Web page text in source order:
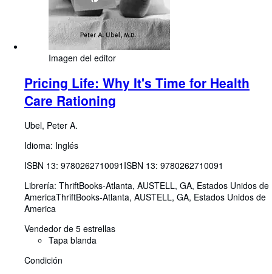
Imagen del editor
Pricing Life: Why It's Time for Health
Care Rationing
Ubel, Peter A.
Idioma: Inglés
ISBN 13: 9780262710091 ISBN 13: 9780262710091
Librería: ThriftBooks-Atlanta, AUSTELL, GA, Estados Unidos de
AmericaThriftBooks-Atlanta, AUSTELL, GA, Estados Unidos de
America
Vendedor de 5 estrellas
Tapa blanda
Condición